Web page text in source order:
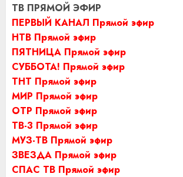
ТВ ПРЯМОЙ ЭФИР
ПЕРВЫЙ КАНАЛ Прямой эфир
НТВ Прямой эфир
ПЯТНИЦА Прямой эфир
СУББОТА! Прямой эфир
ТНТ Прямой эфир
МИР Прямой эфир
ОТР Прямой эфир
ТВ-3 Прямой эфир
МУЗ-ТВ Прямой эфир
ЗВЕЗДА Прямой эфир
СПАС ТВ Прямой эфир